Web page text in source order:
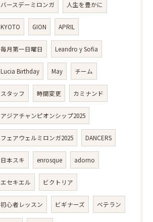
バースデーミロンガ 人生を豊かに
KYOTO GION APRIL
毎月第一日曜日 Leandro y Sofia
Lucia Birthday May チーム
スタッフ 時間変更 カミナンド
アジアチャンピオンシップ2025
フェアウェルミロンガ2025 DANCERS
日本スキ enrosque adorno
エセキエル ビクトリア
初心者レッスン ビギナーズ ベテラン